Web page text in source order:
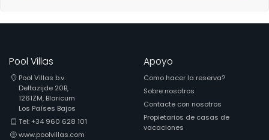
Pool Villas
Pool Villas b.v.
Deltazijde 20B,
1261ZM, Blaricum
Los Países Bajos
Tel: +34 960 628 101
www.poolvillas.com
Apoyo
Como hacer la reserva?
Sobre nosotros
Contacte con nosotros
Propietarios de casas de
vacaciones